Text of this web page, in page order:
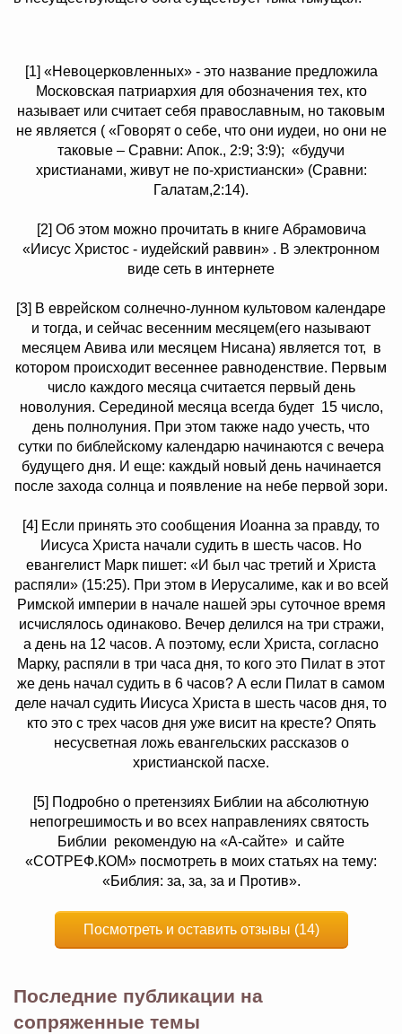
[1] «Невоцерковленных» - это название предложила
Московская патриархия для обозначения тех, кто
называет или считает себя православным, но таковым
не является ( «Говорят о себе, что они иудеи, но они не
таковые – Сравни: Апок., 2:9; 3:9); «будучи
христианами, живут не по-христиански» (Сравни:
Галатам,2:14).
[2] Об этом можно прочитать в книге Абрамовича
«Иисус Христос - иудейский раввин» . В электронном
виде сеть в интернете
[3] В еврейском солнечно-лунном культовом календаре
и тогда, и сейчас весенним месяцем(его называют
месяцем Авива или месяцем Нисана) является тот, в
котором происходит весеннее равноденствие. Первым
число каждого месяца считается первый день
новолуния. Серединой месяца всегда будет 15 число,
день полнолуния. При этом также надо учесть, что
сутки по библейскому календарю начинаются с вечера
будущего дня. И еще: каждый новый день начинается
после захода солнца и появление на небе первой зори.
[4] Если принять это сообщения Иоанна за правду, то
Иисуса Христа начали судить в шесть часов. Но
евангелист Марк пишет: «И был час третий и Христа
распяли» (15:25). При этом в Иерусалиме, как и во всей
Римской империи в начале нашей эры суточное время
исчислялось одинаково. Вечер делился на три стражи,
а день на 12 часов. А поэтому, если Христа, согласно
Марку, распяли в три часа дня, то кого это Пилат в этот
же день начал судить в 6 часов? А если Пилат в самом
деле начал судить Иисуса Христа в шесть часов дня, то
кто это с трех часов дня уже висит на кресте? Опять
несусветная ложь евангельских рассказов о
христианской пасхе.
[5] Подробно о претензиях Библии на абсолютную
непогрешимость и во всех направлениях святость
Библии рекомендую на «А-сайте» и сайте
«СОТРЕФ.КОМ» посмотреть в моих статьях на тему:
«Библия: за, за, за и Против».
Посмотреть и оставить отзывы (14)
Последние публикации на
сопряженные темы